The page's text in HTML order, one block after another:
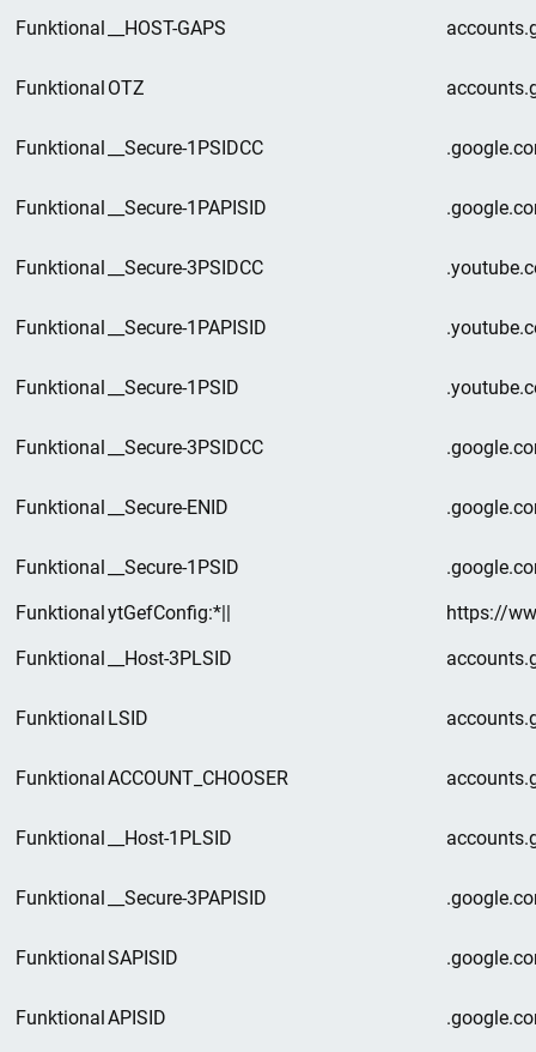
Funktional
__HOST-GAPS
Funktional OTZ
Funktional __Secure-1PSIDCC
Funktional __Secure-1PAPISID
Funktional __Secure-3PSIDCC
Funktional __Secure-1PAPISID
Funktional __Secure-1PSID
Funktional __Secure-3PSIDCC
Funktional __Secure-ENID
Funktional __Secure-1PSID
FunktionalytGefConfig:*||
https://
Funktional
__Host-3PLSID
Funktional LSID
FunktionalACCOUNT_CHOOSER
Funktional __Host-1PLSID
Funktional __Secure-3PAPISID
FunktionalSAPISID
FunktionalAPISID